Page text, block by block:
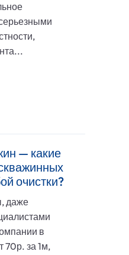
— какие
очистки?
даже
в
70р. за 1м,